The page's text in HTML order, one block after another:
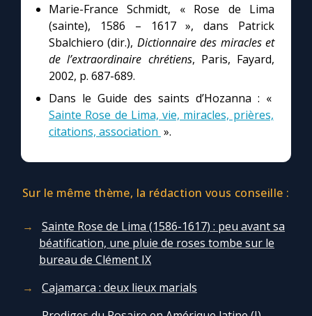
Marie-France Schmidt, « Rose de Lima
(sainte), 1586 – 1617 », dans Patrick
Sbalchiero (dir.), Dictionnaire des miracles et
de l’extraordinaire chrétiens, Paris, Fayard,
2002, p. 687-689.
Dans le Guide des saints d’Hozanna : «
Sainte Rose de Lima, vie, miracles, prières,
citations, association ».
Sur le même thème, la rédaction vous conseille :
Sainte Rose de Lima (1586-1617) : peu avant sa
béatification, une pluie de roses tombe sur le
bureau de Clément IX
Cajamarca : deux lieux marials